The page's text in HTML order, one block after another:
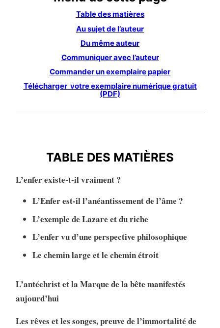
Table des matières
Au sujet de l’auteur
Du même auteur
Communiquer avec l’auteur
Commander un exemplaire papier
Télécharger votre exemplaire numérique gratuit
(PDF)
TABLE DES MATIÈRES
L’enfer existe-t-il vraiment ?
L’Enfer est-il l’anéantissement de l’âme ?
L’exemple de Lazare et du riche
L’enfer vu d’une perspective philosophique
Le chemin large et le chemin étroit
L’antéchrist et la Marque de la bête manifestés
aujourd’hui
Les rêves et les songes, preuve de l’immortalité de